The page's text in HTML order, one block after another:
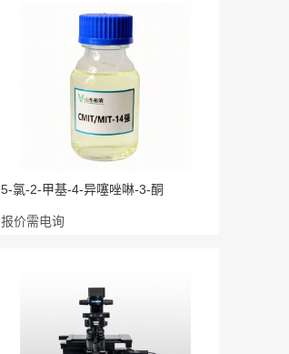
5-氯-2-甲基-4-异噻唑啉-3-酮
报价需电询